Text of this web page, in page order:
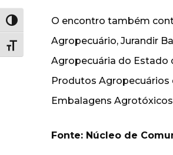
Alternar alto contraste
Alternar tamanho da fonte
O encontro também
Agropecuário, Jurandir
Agropecuária do Estado
Produtos Agropecuários
Embalagens
Fonte: Núcleo de